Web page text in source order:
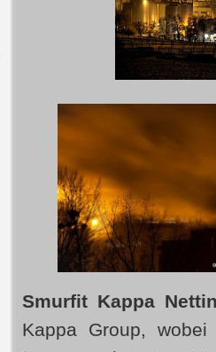
Smurfit Kappa
Kappa Group,